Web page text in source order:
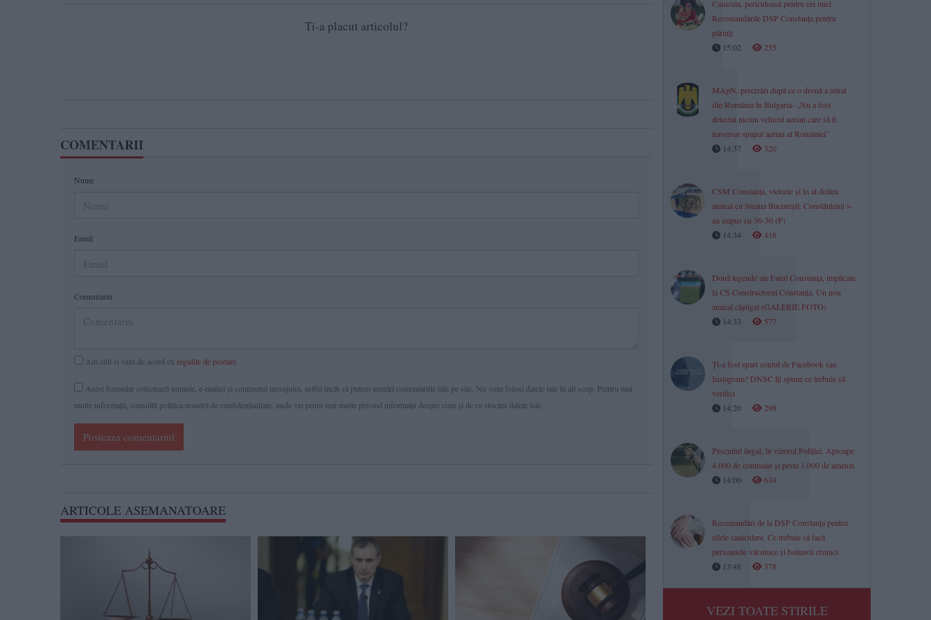
Ti-a placut articolul?
COMENTARII
Nume
Email
Comentariu
Am citit si sunt de acord cu regulile de postare
Acest formular colectează numele, e-mailul şi conținutul mesajului, astfel încât să putem urmări comentariile tale pe site. Nu vom folosi datele tale în alt scop. Pentru mai
multe informaţii, consultă politica noastră de confidenţialitate, unde vei primi mai multe privind informaţii despre cum și de ce stocăm datele tale.
Posteaza comentariul
ARTICOLE ASEMANATOARE
Canicula, periculoasă pentru cei mici.
Recomandările DSP Constanța pentru
părinți
15:02
255
MApN, precizări după ce o dronă a intrat
din România în Bulgaria- „Nu a fost
detectat niciun vehicul aerian care să fi
traversat spațiul aerian al României”
14:37
320
CSM Constanța, victorie și în al doilea
amical cu Steaua București. Constănțenii s-
au impus cu 36-30 (P)
14:34
416
Două legende ale Farul Constanța, implicate
la CS Constructorul Constanța. Un nou
amical câștigat (GALERIE FOTO)
14:33
577
Ți-a fost spart contul de Facebook sau
Instagram? DNSC îți spune ce trebuie să
verifici
14:20
298
Pescuitul ilegal, în vizorul Poliției. Aproape
4.000 de controale și peste 1.000 de amenzi
14:00
634
Recomandări de la DSP Constanța pentru
zilele caniculare. Ce trebuie să facă
persoanele vârstnice și bolnavii cronici
13:48
378
VEZI TOATE STIRILE